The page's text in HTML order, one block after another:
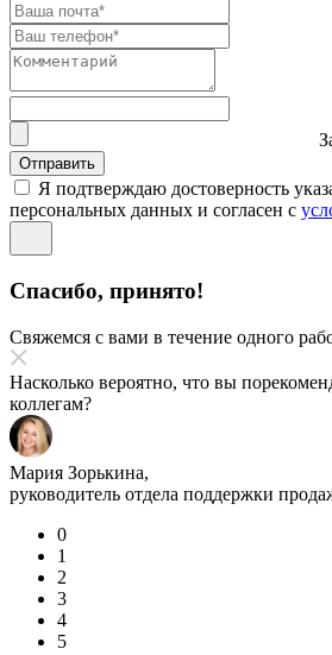
Отправить
Я подтверждаю достоверность
персональных данных и согласен с
Спасибо, принято!
Свяжемся с вами в течение одного
Насколько вероятно, что вы
коллегам?
Мария Зорькина,
руководитель отдела поддержки
0
1
2
3
4
5